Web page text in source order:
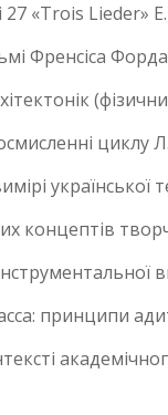
27 «Trois
Френсіса
циклу
української
концептів
принципи